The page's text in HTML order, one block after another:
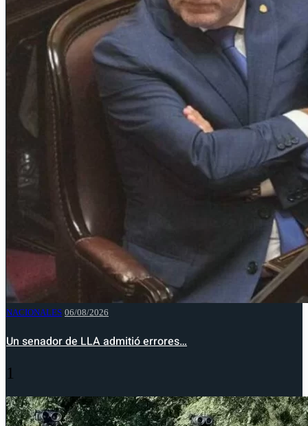
NACIONALES 06/08/2026
Un senador de LLA admitió errores…
1